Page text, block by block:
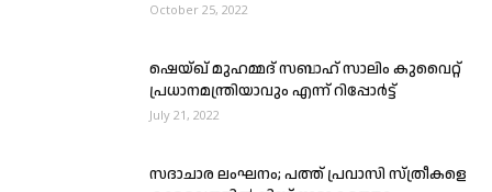
October 25, 2022
ഷെയ്ഖ് മുഹമ്മദ് സബാഹ് സാലിം കുവൈറ്റ്
പ്രധാനമന്ത്രിയാവും എന്ന് റിപ്പോർട്ട്
July 21, 2022
സദാചാര ലംഘനം; പത്ത് പ്രവാസി സ്ത്രീകളെ